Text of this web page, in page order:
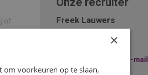
of
Freek Lauwers
+31229745010
Stuur mij een e-mail
×
om voorkeuren op te slaan,